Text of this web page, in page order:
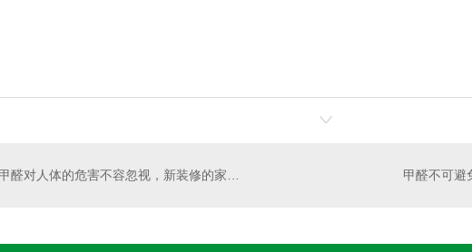
甲醛对人体的危害不容忽视，新装修的家一定要重视!